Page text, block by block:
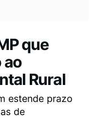
que
ao
Rural
estende prazo
de